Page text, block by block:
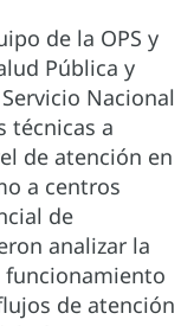
de la OPS y
Pública y
Nacional
técnicas a
de atención en
a centros
de
analizar la
funcionamiento
de atención